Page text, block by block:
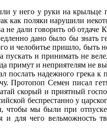
у него у руки на
как поляки нарушили
дали говорить об
дано было бы
и челобитье пришло, быть
и принимать не
примут и неприятелям не
послать надежного грека
Протопоп Семен писал
скорый и приятный
беспрестанно у
чтобы мы были при
и для чего